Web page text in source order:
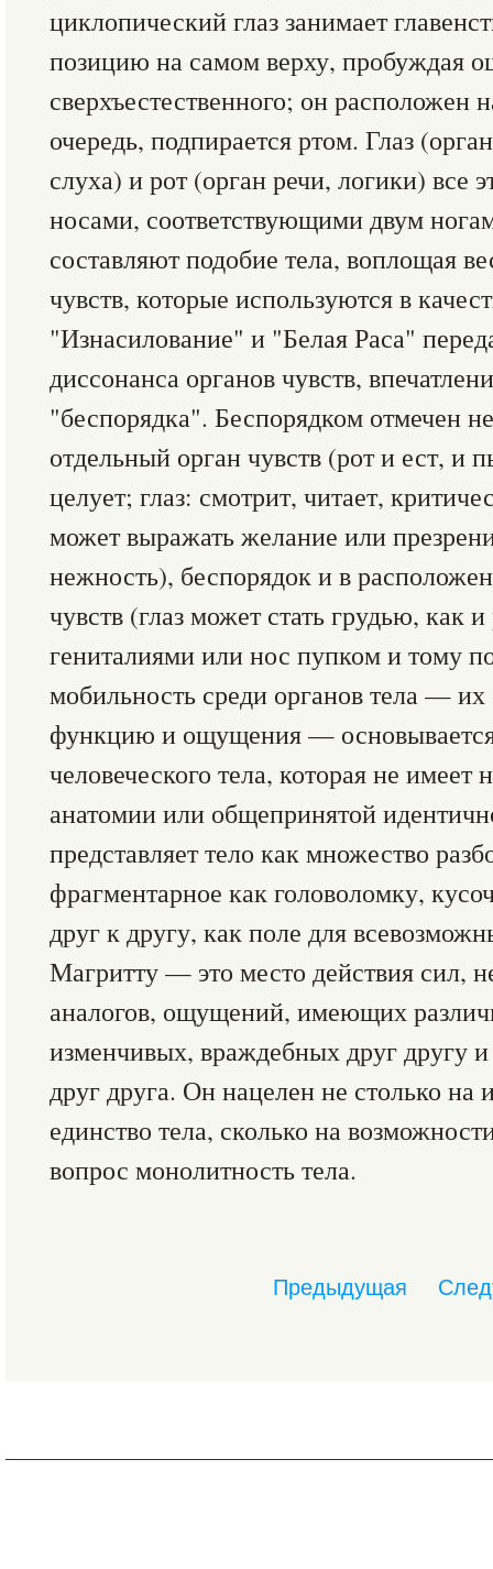
циклопический глаз занимает
позицию на самом верху, пробуждая
сверхъестественного; он расположен
очередь, подпирается ртом. Глаз
слуха) и рот (орган речи, логики) все
носами, соответствующими двум
составляют подобие тела, воплощая
чувств, которые используются в
"Изнасилование" и "Белая Раса"
диссонанса органов чувств,
"беспорядка". Беспорядком отмечен
отдельный орган чувств (рот и ест, и
целует; глаз: смотрит, читает,
может выражать желание или
нежность), беспорядок и в
чувств (глаз может стать грудью, как
гениталиями или нос пупком и тому
мобильность среди органов тела — их
функцию и ощущения —
человеческого тела, которая не имеет
анатомии или общепринятой
представляет тело как множество
фрагментарное как головоломку,
друг к другу, как поле для
Магритту — это место действия сил,
аналогов, ощущений, имеющих
изменчивых, враждебных друг другу
друг друга. Он нацелен не столько
единство тела, сколько на
вопрос монолитность тела.
Предыдущая